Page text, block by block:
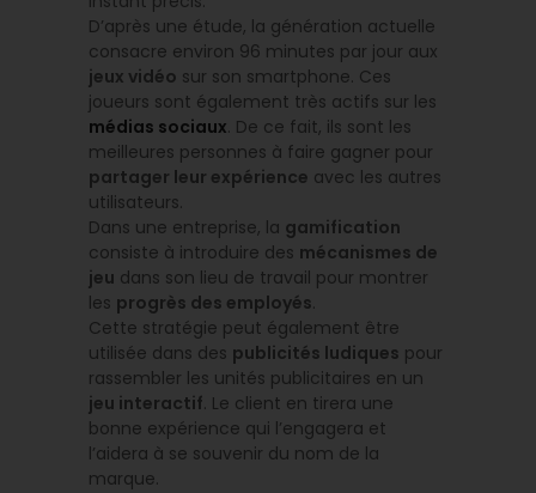
D’après une étude, la génération actuelle
consacre environ 96 minutes par jour aux
jeux vidéo sur son smartphone. Ces
joueurs sont également très actifs sur les
médias sociaux. De ce fait, ils sont les
meilleures personnes à faire gagner pour
partager leur expérience avec les autres
utilisateurs.
Dans une entreprise, la gamification
consiste à introduire des mécanismes de
jeu dans son lieu de travail pour montrer
les progrès des employés.
Cette stratégie peut également être
utilisée dans des publicités ludiques pour
rassembler les unités publicitaires en un
jeu interactif. Le client en tirera une
bonne expérience qui l’engagera et
l’aidera à se souvenir du nom de la
marque.